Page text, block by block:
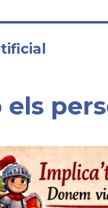
els